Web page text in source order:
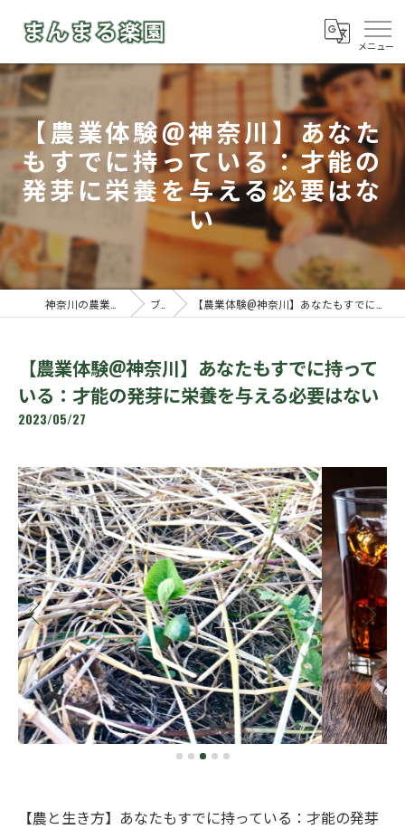
【農業体験@神奈川】あなた
もすでに持っている：才能の
発芽に栄養を与える必要はな
い
ブログ 【農業体験@神奈川】あなたもすでに持っている：才能の発芽に栄養を与える必要はない
【農業体験@神奈川】あなたもすでに持って
いる：才能の発芽に栄養を与える必要はない
2023/05/27
【農と生き方】あなたもすでに持っている：才能の発芽